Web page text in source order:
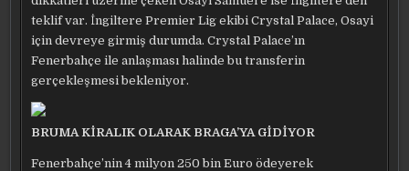
teklif var. İngiltere Premier Lig ekibi Crystal Palace, Osayi
için devreye girmiş durumda. Crystal Palace’ın
Fenerbahçe ile anlaşması halinde bu transferin
gerçekleşmesi bekleniyor.
BRUMA KİRALIK OLARAK BRAGA’YA GİDİYOR
Fenerbahçe’nin 4 milyon 250 bin Euro ödeyerek